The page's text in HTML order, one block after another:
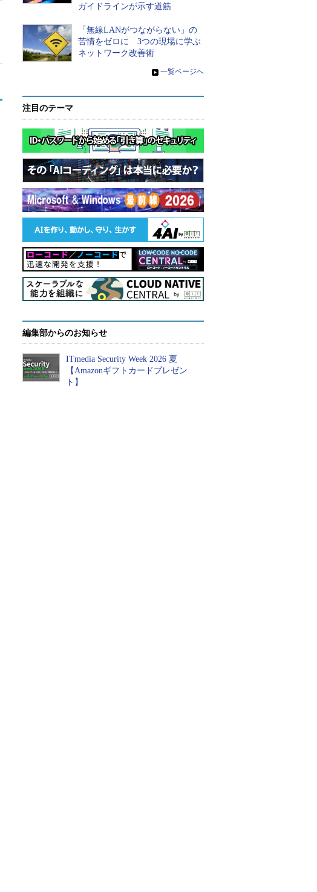
ガイドラインが示す道筋
「無線LANがつながらない」の
苦情をゼロに 3つの現場に学ぶ
ネットワーク改善術
» 一覧ページへ
注目のテーマ
編集部からのお知らせ
ITmedia Security Week 2026 夏
【Amazonギフトカードプレゼン
ト】